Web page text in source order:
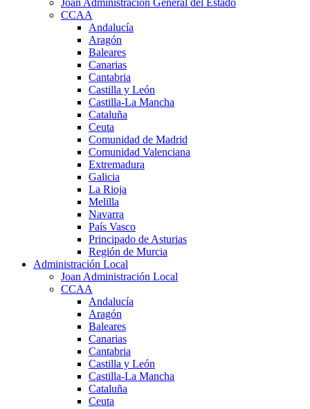
CCAA
Andalucía
Aragón
Baleares
Canarias
Cantabria
Castilla y León
Castilla-La Mancha
Cataluña
Ceuta
Comunidad de Madrid
Comunidad Valenciana
Extremadura
Galicia
La Rioja
Melilla
Navarra
País Vasco
Principado de Asturias
Región de Murcia
Administración Local
Joan Administración Local
CCAA
Andalucía
Aragón
Baleares
Canarias
Cantabria
Castilla y León
Castilla-La Mancha
Cataluña
Ceuta